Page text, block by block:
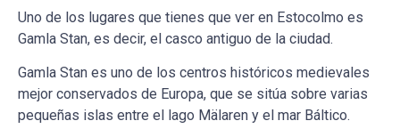
Uno de los lugares que tienes que ver en Estocolmo es
Gamla Stan, es decir, el casco antiguo de la ciudad.
Gamla Stan es uno de los centros históricos medievales
mejor conservados de Europa, que se sitúa sobre varias
pequeñas islas entre el lago Mälaren y el mar Báltico.